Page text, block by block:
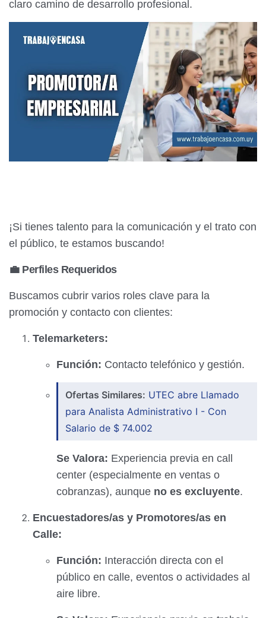
claro camino de desarrollo profesional.
¡Si tienes talento para la comunicación y el trato con
el público, te estamos buscando!
💼 Perfiles Requeridos
Buscamos cubrir varios roles clave para la
promoción y contacto con clientes:
Telemarketers:
Función: Contacto telefónico y gestión.
Ofertas Similares: UTEC abre Llamado
para Analista Administrativo I - Con
Salario de $ 74.002
Se Valora: Experiencia previa en call
center (especialmente en ventas o
cobranzas), aunque no es excluyente.
Encuestadores/as y Promotores/as en
Calle:
Función: Interacción directa con el
público en calle, eventos o actividades al
aire libre.